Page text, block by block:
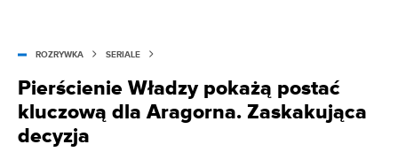
ROZRYWKA SERIALE
Pierścienie Władzy pokażą postać
kluczową dla Aragorna. Zaskakująca
decyzja